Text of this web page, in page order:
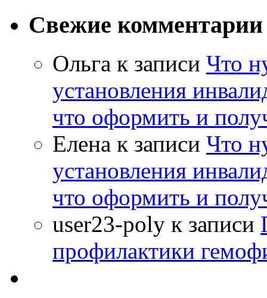
Свежие комментарии
Ольга к записи Что
установления
что оформить и
Елена к записи Что
установления
что оформить и
user23-poly к записи
профилактики